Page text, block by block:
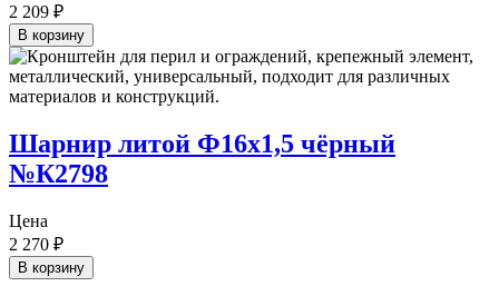
2 209 ₽
В корзину
Шарнир литой Ф16х1,5 чёрный
№К2798
Цена
2 270 ₽
В корзину